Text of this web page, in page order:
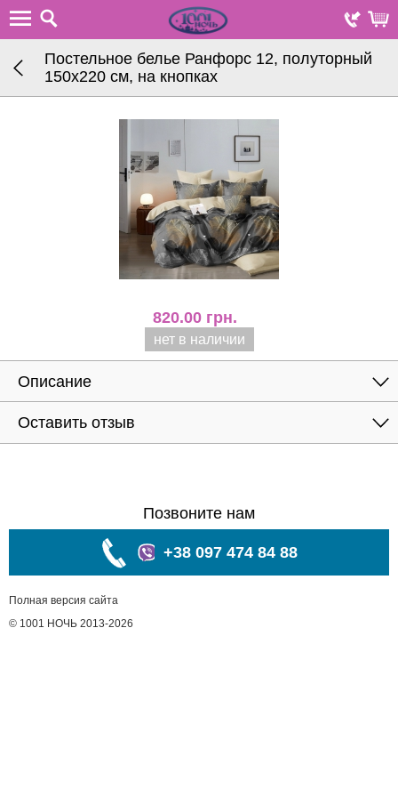
Постельное белье Ранфорс 12, полуторный
150х220 см, на кнопках
820.00 грн.
нет в наличии
Описание
Оставить отзыв
Позвоните нам
+38 097 474 84 88
Полная версия сайта
© 1001 НОЧЬ 2013-2026